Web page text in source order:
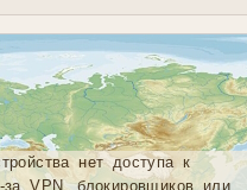
нет доступа к